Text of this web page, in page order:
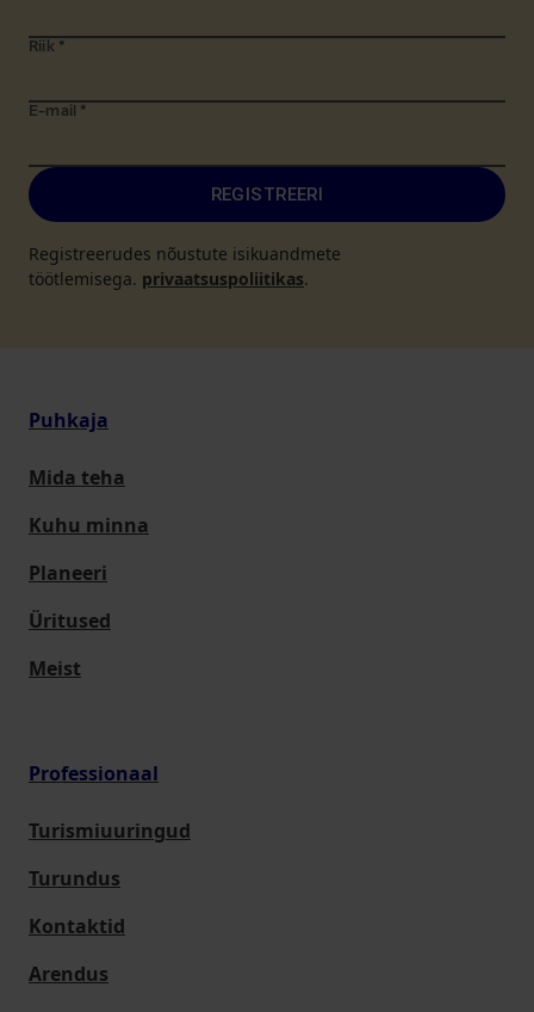
Riik *
E-mail *
REGISTREERI
Registreerudes nõustute isikuandmete
töötlemisega. privaatsuspoliitikas.
Puhkaja
Mida teha
Kuhu minna
Planeeri
Üritused
Meist
Professionaal
Turismiuuringud
Turundus
Kontaktid
Arendus